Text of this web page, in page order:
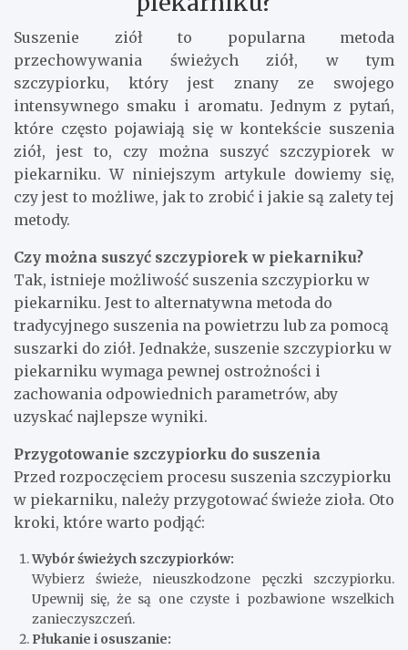
Suszenie ziół to popularna metoda
przechowywania świeżych ziół, w tym
szczypiorku, który jest znany ze swojego
intensywnego smaku i aromatu. Jednym z pytań,
które często pojawiają się w kontekście suszenia
ziół, jest to, czy można suszyć szczypiorek w
piekarniku. W niniejszym artykule dowiemy się,
czy jest to możliwe, jak to zrobić i jakie są zalety tej
metody.
Czy można suszyć szczypiorek w piekarniku?
Tak, istnieje możliwość suszenia szczypiorku w
piekarniku. Jest to alternatywna metoda do
tradycyjnego suszenia na powietrzu lub za pomocą
suszarki do ziół. Jednakże, suszenie szczypiorku w
piekarniku wymaga pewnej ostrożności i
zachowania odpowiednich parametrów, aby
uzyskać najlepsze wyniki.
Przygotowanie szczypiorku do suszenia
Przed rozpoczęciem procesu suszenia szczypiorku
w piekarniku, należy przygotować świeże zioła. Oto
kroki, które warto podjąć:
Wybór świeżych szczypiorków:
Wybierz świeże, nieuszkodzone pęczki szczypiorku.
Upewnij się, że są one czyste i pozbawione wszelkich
zanieczyszczeń.
Płukanie i osuszanie: